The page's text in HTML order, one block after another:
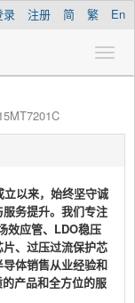
录 注册 简 繁 En
以来，始终坚守诚
务提升。我们专注
效应管、LDO稳压
、过压过流保护芯
体销售从业经验和
产品和全方位的服